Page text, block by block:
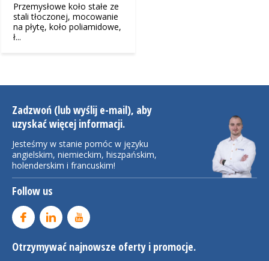
Przemysłowe koło stałe ze
stali tłoczonej, mocowanie
na płytę, koło poliamidowe,
ł...
Zadzwoń (lub wyślij e-mail), aby
uzyskać więcej informacji.
Jesteśmy w stanie pomóc w języku
angielskim, niemieckim, hiszpańskim,
holenderskim i francuskim!
Follow us
Otrzymywać najnowsze oferty i promocje.